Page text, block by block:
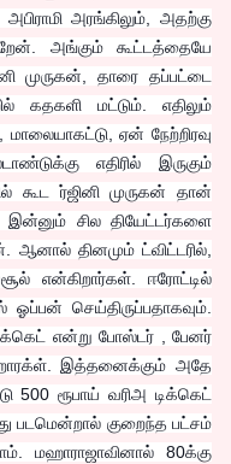
அரங்கிலும், அதற்கு
அங்கும் கூட்டத்தையே
முருகன், தாரை தப்பட்டை
கதகளி மட்டும். எதிலும்
ஏன் நேற்றிரவு
எதிரில் இருகும்
கூட ர்ஜினி முருகன் தான்
இன்னும் சில தியேட்டர்களை
ஆனால் தினமும் ட்விட்டரில்,
என்கிறார்கள். ஈரோட்டில்
செய்திருப்பதாகவும்.
என்று போஸ்டர் , பேனர்
இத்தனைக்கும் அதே
500 ரூபாய் வரிஅ டிக்கெட்
படமென்றால் குறைந்த பட்சம்
மஹாராஜாவினால் 80க்கு